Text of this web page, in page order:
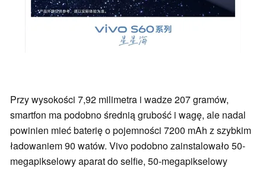
Przy wysokości 7,92 milimetra i wadze 207 gramów,
smartfon ma podobno średnią grubość i wagę, ale nadal
powinien mieć baterię o pojemności 7200 mAh z szybkim
ładowaniem 90 watów. Vivo podobno zainstalowało 50-
megapikselowy aparat do selfie, 50-megapikselowy